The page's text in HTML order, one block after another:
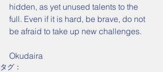
hidden, as yet unused talents to the
full. Even if it is hard, be brave, do not
be afraid to take up new challenges.
Okudaira
タグ：